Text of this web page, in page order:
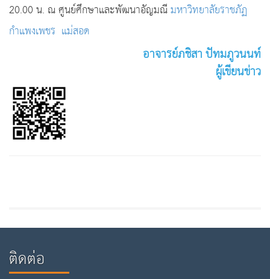
20.00 น. ณ ศูนย์ศึกษาและพัฒนาอัญมณีมหาวิทยาลัยราชภัฏ
กำแพงเพชร แม่สอด
อาจารย์ภชิสา ปัทมภูวนนท์
ผู้เขียนข่าว
ติดต่อ